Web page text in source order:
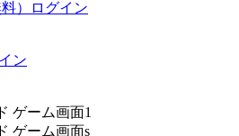
） ログイン